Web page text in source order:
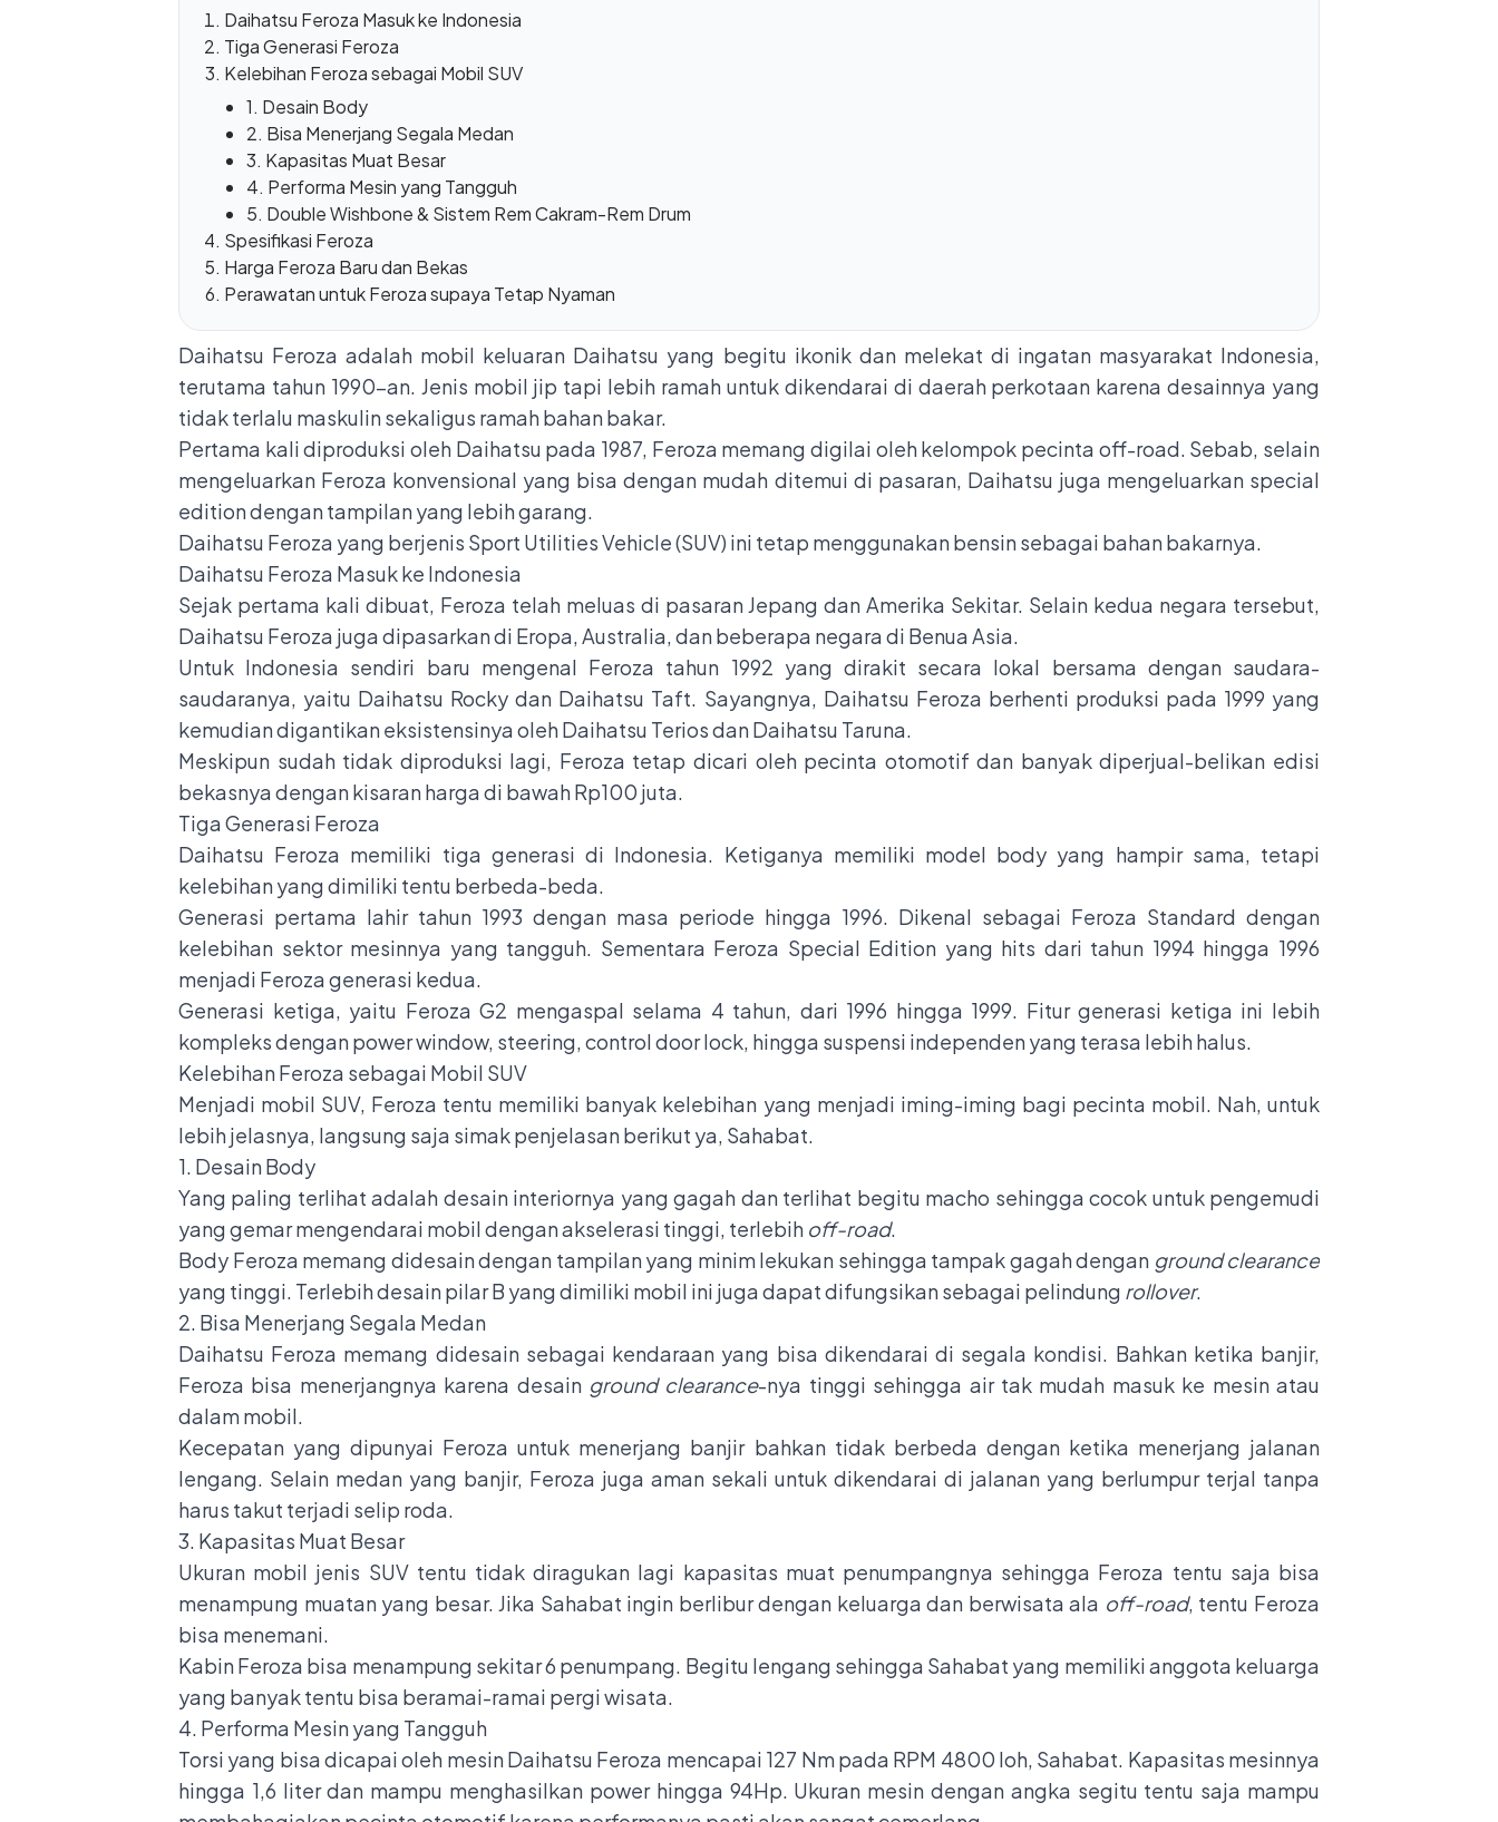
Daihatsu Feroza Masuk ke Indonesia
Tiga Generasi Feroza
Kelebihan Feroza sebagai Mobil SUV
1. Desain Body
2. Bisa Menerjang Segala Medan
3. Kapasitas Muat Besar
4. Performa Mesin yang Tangguh
5. Double Wishbone & Sistem Rem Cakram-Rem Drum
Spesifikasi Feroza
Harga Feroza Baru dan Bekas
Perawatan untuk Feroza supaya Tetap Nyaman
Daihatsu Feroza adalah mobil keluaran Daihatsu yang begitu ikonik dan melekat di ingatan masyarakat Indonesia,
terutama tahun 1990-an. Jenis mobil jip tapi lebih ramah untuk dikendarai di daerah perkotaan karena desainnya yang
tidak terlalu maskulin sekaligus ramah bahan bakar.
Pertama kali diproduksi oleh Daihatsu pada 1987, Feroza memang digilai oleh kelompok pecinta off-road. Sebab, selain
mengeluarkan Feroza konvensional yang bisa dengan mudah ditemui di pasaran, Daihatsu juga mengeluarkan special
edition dengan tampilan yang lebih garang.
Daihatsu Feroza yang berjenis Sport Utilities Vehicle (SUV) ini tetap menggunakan bensin sebagai bahan bakarnya.
Daihatsu Feroza Masuk ke Indonesia
Sejak pertama kali dibuat, Feroza telah meluas di pasaran Jepang dan Amerika Sekitar. Selain kedua negara tersebut,
Daihatsu Feroza juga dipasarkan di Eropa, Australia, dan beberapa negara di Benua Asia.
Untuk Indonesia sendiri baru mengenal Feroza tahun 1992 yang dirakit secara lokal bersama dengan saudara-
saudaranya, yaitu Daihatsu Rocky dan Daihatsu Taft. Sayangnya, Daihatsu Feroza berhenti produksi pada 1999 yang
kemudian digantikan eksistensinya oleh Daihatsu Terios dan Daihatsu Taruna.
Meskipun sudah tidak diproduksi lagi, Feroza tetap dicari oleh pecinta otomotif dan banyak diperjual-belikan edisi
bekasnya dengan kisaran harga di bawah Rp100 juta.
Tiga Generasi Feroza
Daihatsu Feroza memiliki tiga generasi di Indonesia. Ketiganya memiliki model body yang hampir sama, tetapi
kelebihan yang dimiliki tentu berbeda-beda.
Generasi pertama lahir tahun 1993 dengan masa periode hingga 1996. Dikenal sebagai Feroza Standard dengan
kelebihan sektor mesinnya yang tangguh. Sementara Feroza Special Edition yang hits dari tahun 1994 hingga 1996
menjadi Feroza generasi kedua.
Generasi ketiga, yaitu Feroza G2 mengaspal selama 4 tahun, dari 1996 hingga 1999. Fitur generasi ketiga ini lebih
kompleks dengan power window, steering, control door lock, hingga suspensi independen yang terasa lebih halus.
Kelebihan Feroza sebagai Mobil SUV
Menjadi mobil SUV, Feroza tentu memiliki banyak kelebihan yang menjadi iming-iming bagi pecinta mobil. Nah, untuk
lebih jelasnya, langsung saja simak penjelasan berikut ya, Sahabat.
1. Desain Body
Yang paling terlihat adalah desain interiornya yang gagah dan terlihat begitu macho sehingga cocok untuk pengemudi
yang gemar mengendarai mobil dengan akselerasi tinggi, terlebih off-road.
Body Feroza memang didesain dengan tampilan yang minim lekukan sehingga tampak gagah dengan ground clearance
yang tinggi. Terlebih desain pilar B yang dimiliki mobil ini juga dapat difungsikan sebagai pelindung rollover.
2. Bisa Menerjang Segala Medan
Daihatsu Feroza memang didesain sebagai kendaraan yang bisa dikendarai di segala kondisi. Bahkan ketika banjir,
Feroza bisa menerjangnya karena desain ground clearance-nya tinggi sehingga air tak mudah masuk ke mesin atau
dalam mobil.
Kecepatan yang dipunyai Feroza untuk menerjang banjir bahkan tidak berbeda dengan ketika menerjang jalanan
lengang. Selain medan yang banjir, Feroza juga aman sekali untuk dikendarai di jalanan yang berlumpur terjal tanpa
harus takut terjadi selip roda.
3. Kapasitas Muat Besar
Ukuran mobil jenis SUV tentu tidak diragukan lagi kapasitas muat penumpangnya sehingga Feroza tentu saja bisa
menampung muatan yang besar. Jika Sahabat ingin berlibur dengan keluarga dan berwisata ala off-road, tentu Feroza
bisa menemani.
Kabin Feroza bisa menampung sekitar 6 penumpang. Begitu lengang sehingga Sahabat yang memiliki anggota keluarga
yang banyak tentu bisa beramai-ramai pergi wisata.
4. Performa Mesin yang Tangguh
Torsi yang bisa dicapai oleh mesin Daihatsu Feroza mencapai 127 Nm pada RPM 4800 loh, Sahabat. Kapasitas mesinnya
hingga 1,6 liter dan mampu menghasilkan power hingga 94Hp. Ukuran mesin dengan angka segitu tentu saja mampu